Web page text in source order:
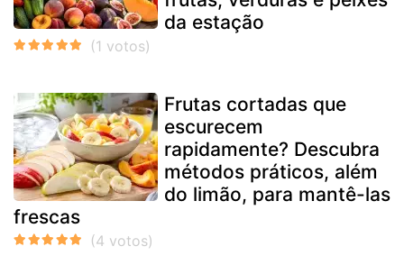
da estação
Frutas cortadas que
escurecem
rapidamente? Descubra
métodos práticos, além
do limão, para mantê-las
frescas